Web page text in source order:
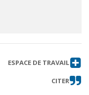
ESPACE DE TRAVAIL
CITER